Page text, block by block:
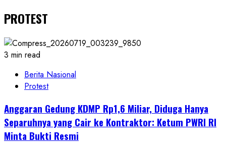
PROTEST
3 min read
Berita Nasional
Protest
Anggaran Gedung KDMP Rp1,6 Miliar, Diduga Hanya
Separuhnya yang Cair ke Kontraktor: Ketum PWRI RI
Minta Bukti Resmi